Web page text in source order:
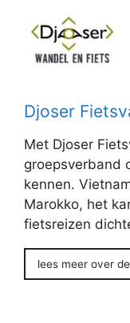
Djoser
Met Djoser
groepsverband
kennen.
Marokko, het
fietsreizen
lees meer over